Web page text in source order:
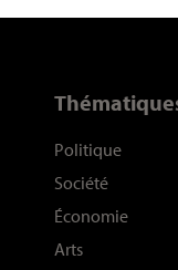
Politique
Société
Économie
Arts